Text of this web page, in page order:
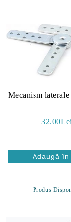
Mecanism
32.00Lei
Produs